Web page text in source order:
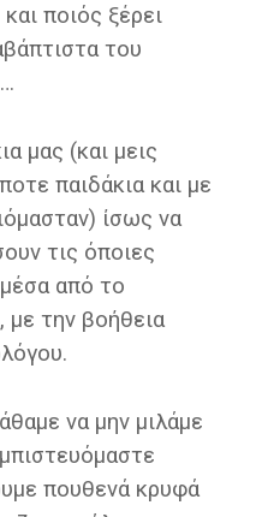
ποιός ξέρει
του
μας (και μεις
παιδάκια και με
ίσως να
τις όποιες
από το
με την βοήθεια
να μην μιλάμε
πουθενά κρυφά